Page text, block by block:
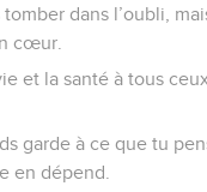
dans l’oubli,
cœur.
et la santé à tous
garde à ce que tu
en dépend.